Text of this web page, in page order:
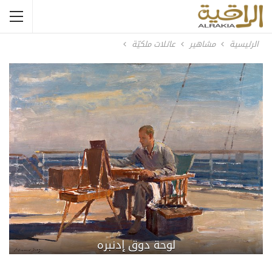
الرئيسية مشاهير عائلات ملكيّة
لوحة دوق إدنبره